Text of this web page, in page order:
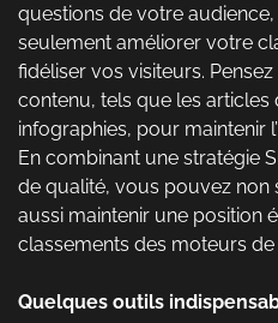
questions de votre
seulement améliorer votre
fidéliser vos visiteurs.
contenu, tels que les articles
infographies, pour maintenir
En combinant une stratégie
de qualité, vous pouvez non
aussi maintenir une position
classements des moteurs de
Quelques outils